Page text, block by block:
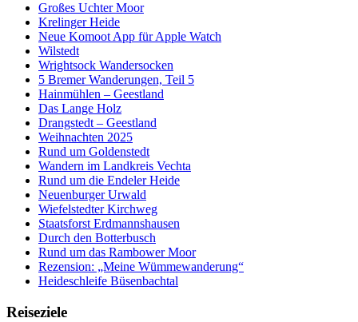
Großes Uchter Moor
Krelinger Heide
Neue Komoot App für Apple Watch
Wilstedt
Wrightsock Wandersocken
5 Bremer Wanderungen, Teil 5
Hainmühlen – Geestland
Das Lange Holz
Drangstedt – Geestland
Weihnachten 2025
Rund um Goldenstedt
Wandern im Landkreis Vechta
Rund um die Endeler Heide
Neuenburger Urwald
Wiefelstedter Kirchweg
Staatsforst Erdmannshausen
Durch den Botterbusch
Rund um das Rambower Moor
Rezension: „Meine Wümmewanderung“
Heideschleife Büsenbachtal
Reiseziele